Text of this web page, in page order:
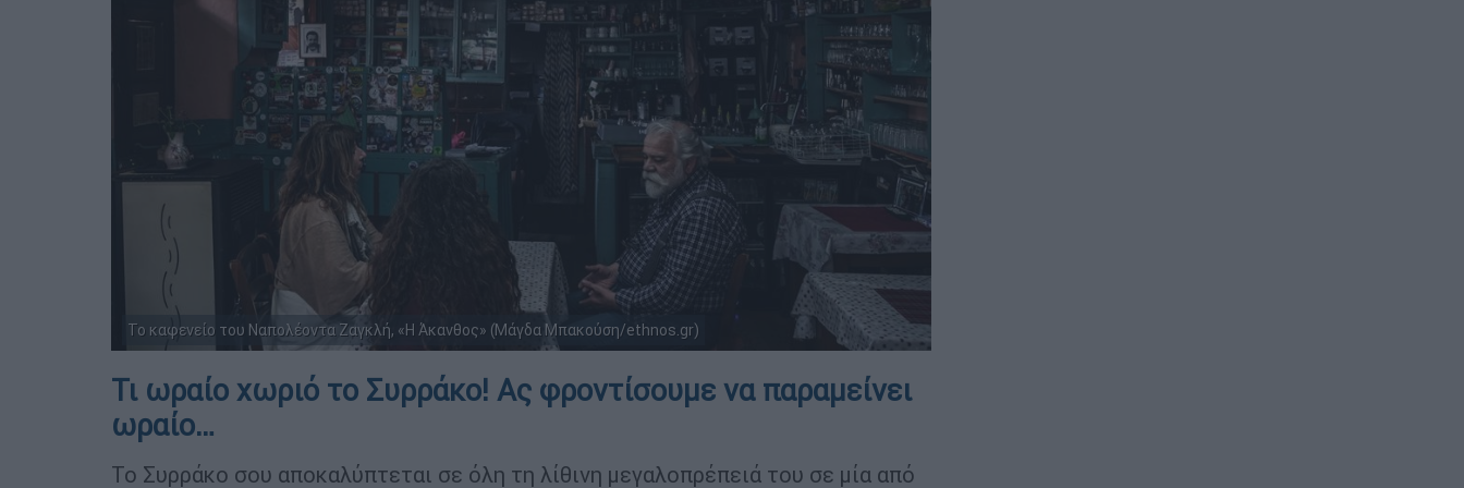
Το καφενείο του Ναπολέοντα Ζαγκλή, «Η Άκανθος» (Μάγδα Μπακούση/ethnos.gr)
Τι ωραίο χωριό το Συρράκο! Ας φροντίσουμε να παραμείνει
ωραίο…
Το Συρράκο σου αποκαλύπτεται σε όλη τη λίθινη μεγαλοπρέπειά του σε μία από